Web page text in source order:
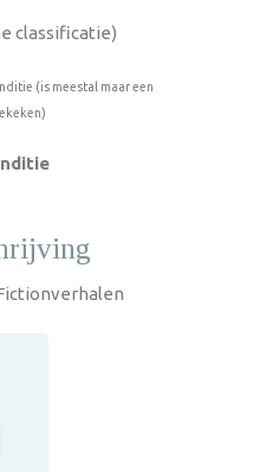
classificatie)
(is meestal maar een